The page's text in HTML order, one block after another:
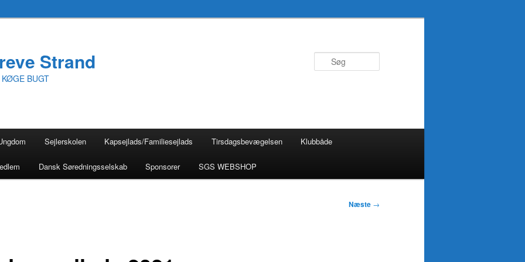
Strand
BUGT
Sejlerskolen Kapsejlads/Familiesejlads Tirsdagsbevægelsen Klubbåde
Dansk Søredningsselskab Sponsorer SGS WEBSHOP
Næste →